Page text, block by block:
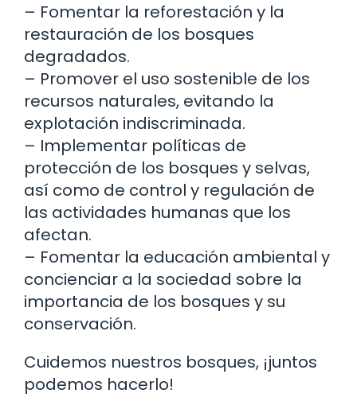
– Fomentar la reforestación y la
restauración de los bosques
degradados.
– Promover el uso sostenible de los
recursos naturales, evitando la
explotación indiscriminada.
– Implementar políticas de
protección de los bosques y selvas,
así como de control y regulación de
las actividades humanas que los
afectan.
– Fomentar la educación ambiental y
concienciar a la sociedad sobre la
importancia de los bosques y su
conservación.
Cuidemos nuestros bosques, ¡juntos
podemos hacerlo!